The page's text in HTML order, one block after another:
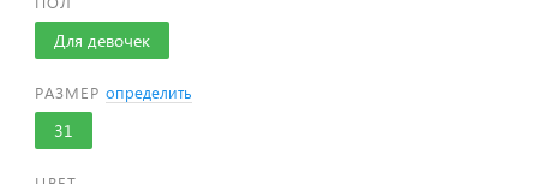
Для девочек
РАЗМЕР определить
31